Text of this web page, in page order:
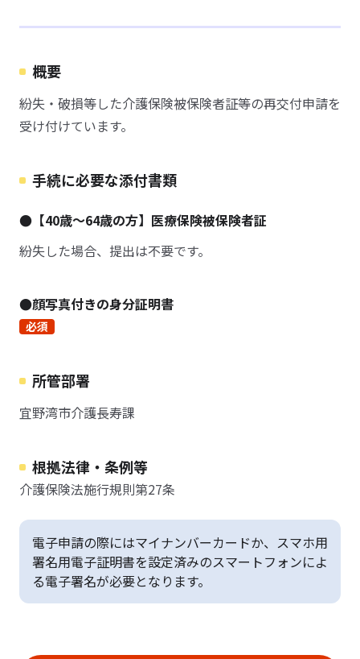
概要
紛失・破損等した介護保険被保険者証等の再交付申請を
受け付けています。
手続に必要な添付書類
●【40歳～64歳の方】医療保険被保険者証
紛失した場合、提出は不要です。
●顔写真付きの身分証明書
必須
所管部署
宜野湾市介護長寿課
根拠法律・条例等
介護保険法施行規則第27条
電子申請の際にはマイナンバーカードか、スマホ用
署名用電子証明書を設定済みのスマートフォンによ
る電子署名が必要となります。